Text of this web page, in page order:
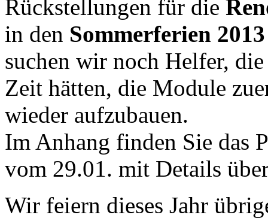
Rückstellungen für die
in den Sommerferien 2013
suchen wir noch Helfer,
Zeit hätten, die Module
wieder aufzubauen.
Im Anhang finden Sie das
vom 29.01. mit Details
Wir feiern dieses Jahr